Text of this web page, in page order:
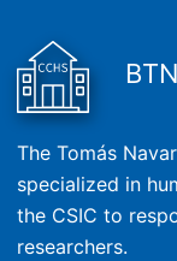
The Tomás
specialized in
the CSIC to
researchers.